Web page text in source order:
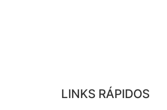
LINKS RÁPIDOS